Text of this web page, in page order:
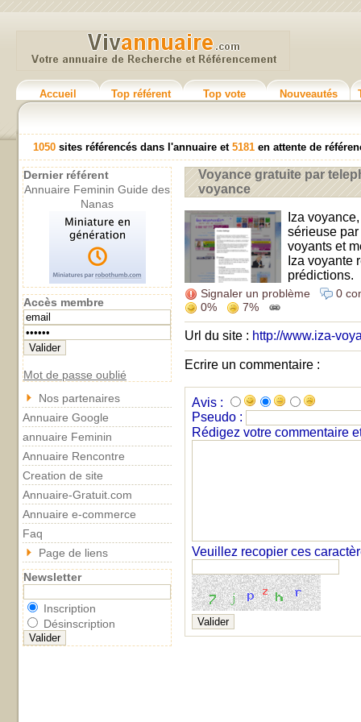
Accueil Top référent Top vote Nouveautés
1050 sites référencés dans l'annuaire et 5181 en attente de
Dernier référent
Annuaire Feminin Guide des
Nanas
Accès membre
Mot de passe oublié
Nos partenaires
Annuaire Google
annuaire Feminin
Annuaire Rencontre
Creation de site
Annuaire-Gratuit.com
Annuaire e-commerce
Faq
Page de liens
Newsletter
Inscription
Désinscription
Voyance gratuite par
voyance
Iza
sérieuse
voyants et
Iza voyante
prédictions.
Signaler un problème
0
0%
7%
Url du site : http://www.iza-
Ecrire un commentaire :
Avis :
Pseudo :
Rédigez votre commentaire
Veuillez recopier ces